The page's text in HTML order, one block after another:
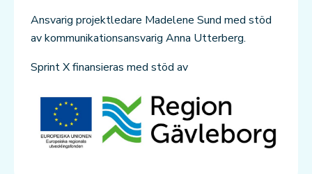
Ansvarig projektledare Madelene Sund med stöd
av kommunikationsansvarig Anna Utterberg.
Sprint X finansieras med stöd av